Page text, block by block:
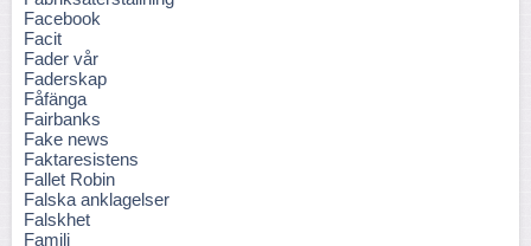
Facebook
Facit
Fader vår
Faderskap
Fåfänga
Fairbanks
Fake news
Faktaresistens
Fallet Robin
Falska anklagelser
Falskhet
Familj